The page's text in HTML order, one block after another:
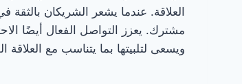
العلاقة. عندما يشعر الشريكان
مشترك. يعزز التواصل الفعال أيضًا
ويسعى لتلبيتها بما يتناسب مع العلاقة